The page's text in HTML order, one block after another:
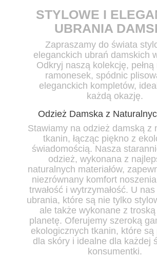
STYLOWE I
UBRANIA
Zapraszamy do świata
eleganckich ubrań damskich
Odkryj naszą kolekcję, pełną
ramonesek, spódnic
eleganckich kompletów,
każdą okazję.
Odzież Damska z
Stawiamy na odzież damską z
tkanin, łącząc piękno z
świadomością. Nasza
odzież, wykonana z
naturalnych materiałów,
niezrównany komfort
trwałość i wytrzymałość. U
ubrania, które są nie tylko
ale także wykonane z
planetę. Oferujemy szeroką
ekologicznych tkanin, które są
dla skóry i idealne dla każdej
konsumentki.